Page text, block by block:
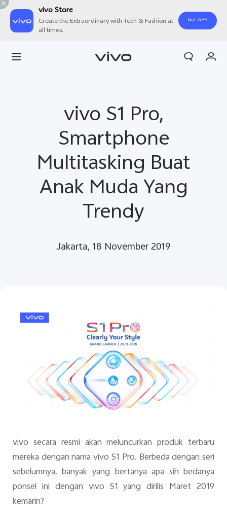
vivo Store
Create the Extraordinary with Tech & Fashion at
all times.
Get APP
vivo S1 Pro,
Smartphone
Multitasking Buat
Anak Muda Yang
Trendy
Jakarta, 18 November 2019
vivo secara resmi akan meluncurkan produk terbaru
mereka dengan nama vivo S1 Pro. Berbeda dengan seri
sebelumnya, banyak yang bertanya apa sih bedanya
ponsel ini dengan vivo S1 yang dirilis Maret 2019
kemarin?